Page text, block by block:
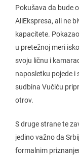
Pokušava da bude
AliEkspresa, ali ne
kapacitete.
u pretežnoj meri
svoju ličnu i
naposletku pojede i
sudbina Vučiću
otrov.
S druge strane te
jedino važno da
formalnim